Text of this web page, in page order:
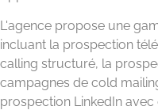
L'agence propose une
incluant la prospection
calling structuré, la
campagnes de cold
prospection LinkedIn